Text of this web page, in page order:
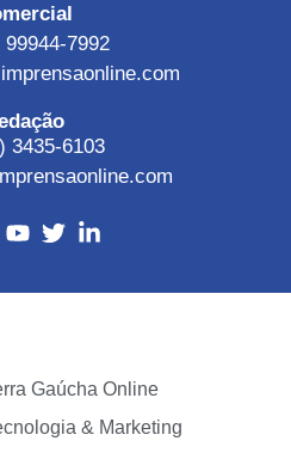
99944-7992
3435-6103
Gaúcha Online
& Marketing